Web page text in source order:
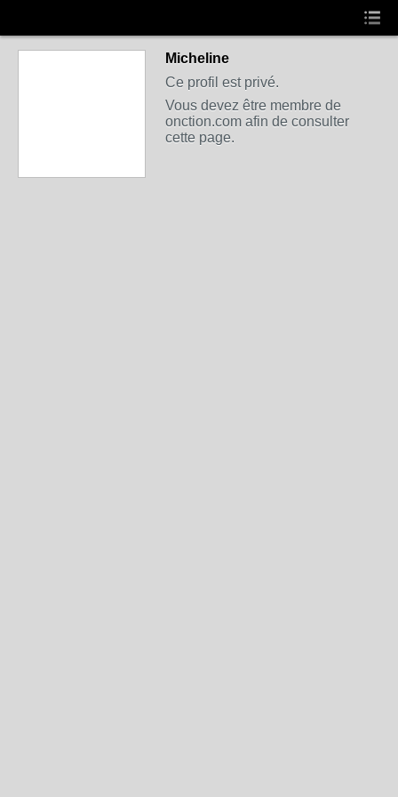
Micheline
Ce profil est privé.
Vous devez être membre de
onction.com afin de consulter
cette page.